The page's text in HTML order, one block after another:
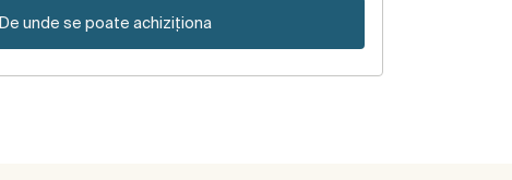
De unde se poate achiziționa